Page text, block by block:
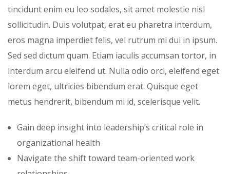
tincidunt enim eu leo sodales, sit amet molestie nisl
sollicitudin. Duis volutpat, erat eu pharetra interdum,
eros magna imperdiet felis, vel rutrum mi dui in ipsum.
Sed sed dictum quam. Etiam iaculis accumsan tortor, in
interdum arcu eleifend ut. Nulla odio orci, eleifend eget
lorem eget, ultricies bibendum erat. Quisque eget
metus hendrerit, bibendum mi id, scelerisque velit.
Gain deep insight into leadership’s critical role in
organizational health
Navigate the shift toward team-oriented work